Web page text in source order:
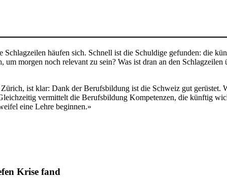
Schlagzeilen häufen sich. Schnell ist die Schuldige gefunden: die
um morgen noch relevant zu sein? Was ist dran an den
ist klar: Dank der Berufsbildung ist die Schweiz gut gerüstet.
vermitteltdie Berufsbildung Kompetenzen, die künftig
eine Lehre beginnen.»
Krise fand